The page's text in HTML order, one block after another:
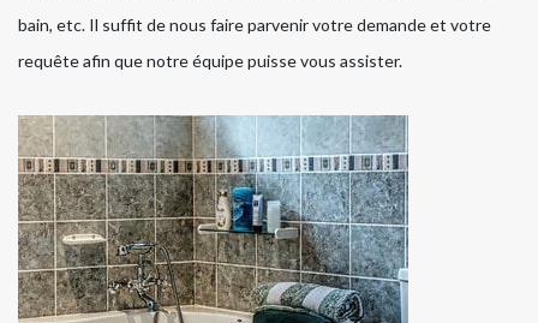
bain, etc. Il suffit de nous faire parvenir votre demande et votre
requête afin que notre équipe puisse vous assister.